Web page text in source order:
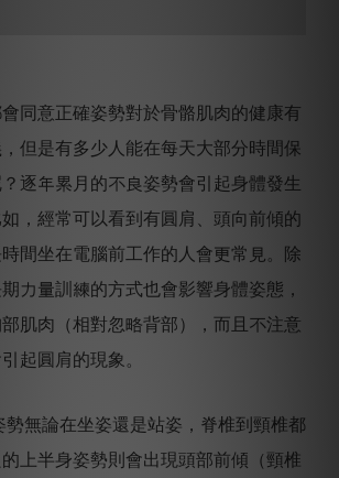
同意正確姿勢對於骨骼肌肉的健康有
但是有多少人能在每天大部分時間保
逐年累月的不良姿勢會引起身體發生
，經常可以看到有圓肩、頭向前傾的
間坐在電腦前工作的人會更常見。除
力量訓練的方式也會影響身體姿態，
肌肉（相對忽略背部），而且不注意
起圓肩的現象。
勢無論在坐姿還是站姿，脊椎到頸椎都
上半身姿勢則會出現頭部前傾（頸椎